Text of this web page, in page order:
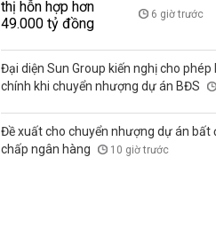
6 giờ trước
Đại diện Sun Group kiến nghị cho
chính khi chuyển nhượng dự án BĐS
Đề xuất cho chuyển nhượng dự án bất
chấp ngân hàng
10 giờ trước